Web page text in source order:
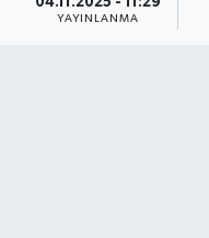
04.11.2025 - 11:29
YAYINLANMA